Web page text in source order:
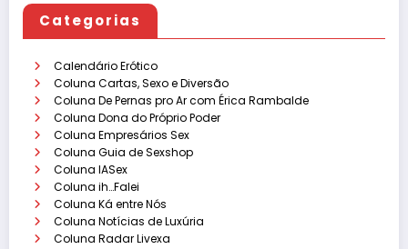
Categorias
Calendário Erótico
Coluna Cartas, Sexo e Diversão
Coluna De Pernas pro Ar com Érica Rambalde
Coluna Dona do Próprio Poder
Coluna Empresários Sex
Coluna Guia de Sexshop
Coluna IASex
Coluna ih…Falei
Coluna Ká entre Nós
Coluna Notícias de Luxúria
Coluna Radar Livexa